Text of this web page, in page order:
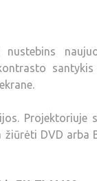
Projektoriuje
DVD arba